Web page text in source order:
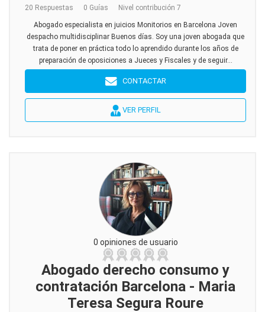
20 Respuestas 0 Guías Nivel contribución 7
Abogado especialista en juicios Monitorios en Barcelona Joven
despacho multidisciplinar Buenos días. Soy una joven abogada que
trata de poner en práctica todo lo aprendido durante los años de
preparación de oposiciones a Jueces y Fiscales y de seguir...
CONTACTAR
VER PERFIL
0 opiniones de usuario
Abogado derecho consumo y
contratación Barcelona - Maria
Teresa Segura Roure